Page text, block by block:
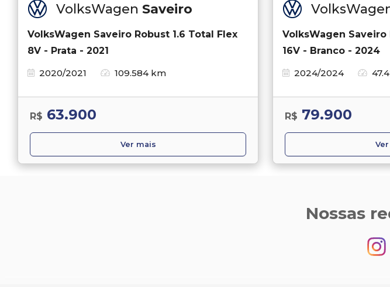
VolksWagen Saveiro
VolksWagen Saveiro Robust 1.6 Total Flex
8V - Prata - 2021
2020/2021
109.584 km
R$ 63.900
Ver mais
VolksWagen Saveiro
16V - Branco - 2024
2024/2024
R$ 79.900
Nossas